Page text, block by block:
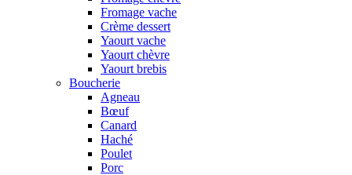
Fromage vache
Crème dessert
Yaourt vache
Yaourt chèvre
Yaourt brebis
Boucherie
Agneau
Bœuf
Canard
Haché
Poulet
Porc